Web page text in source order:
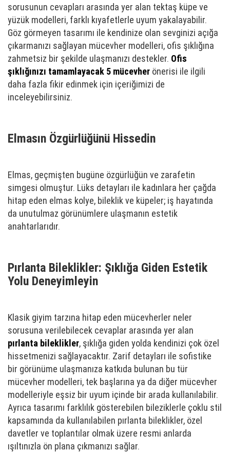
sorusunun cevapları arasında yer alan tektaş küpe ve
yüzük modelleri, farklı kıyafetlerle uyum yakalayabilir.
Göz görmeyen tasarımı ile kendinize olan sevginizi açığa
çıkarmanızı sağlayan mücevher modelleri, ofis şıklığına
zahmetsiz bir şekilde ulaşmanızı destekler. Ofis
şıklığınızı tamamlayacak 5 mücevher önerisi ile ilgili
daha fazla fikir edinmek için içeriğimizi de
inceleyebilirsiniz.
Elmasın Özgürlüğünü Hissedin
Elmas, geçmişten bugüne özgürlüğün ve zarafetin
simgesi olmuştur. Lüks detayları ile kadınlara her çağda
hitap eden elmas kolye, bileklik ve küpeler; iş hayatında
da unutulmaz görünümlere ulaşmanın estetik
anahtarlarıdır.
Pırlanta Bileklikler: Şıklığa Giden Estetik
Yolu Deneyimleyin
Klasik giyim tarzına hitap eden mücevherler neler
sorusuna verilebilecek cevaplar arasında yer alan
pırlanta bileklikler, şıklığa giden yolda kendinizi çok özel
hissetmenizi sağlayacaktır. Zarif detayları ile sofistike
bir görünüme ulaşmanıza katkıda bulunan bu tür
mücevher modelleri, tek başlarına ya da diğer mücevher
modelleriyle eşsiz bir uyum içinde bir arada kullanılabilir.
Ayrıca tasarımı farklılık gösterebilen bileziklerle çoklu stil
kapsamında da kullanılabilen pırlanta bileklikler, özel
davetler ve toplantılar olmak üzere resmi anlarda
ışıltınızla ön plana çıkmanızı sağlar.